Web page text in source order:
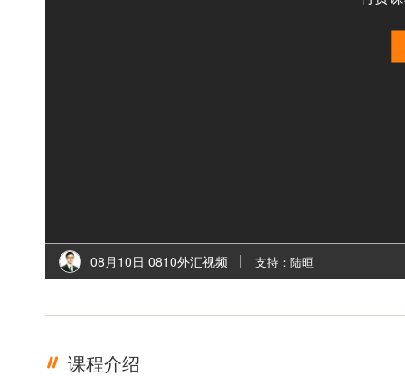
08月10日 0810外汇视频 支持：陆晅
课程介绍